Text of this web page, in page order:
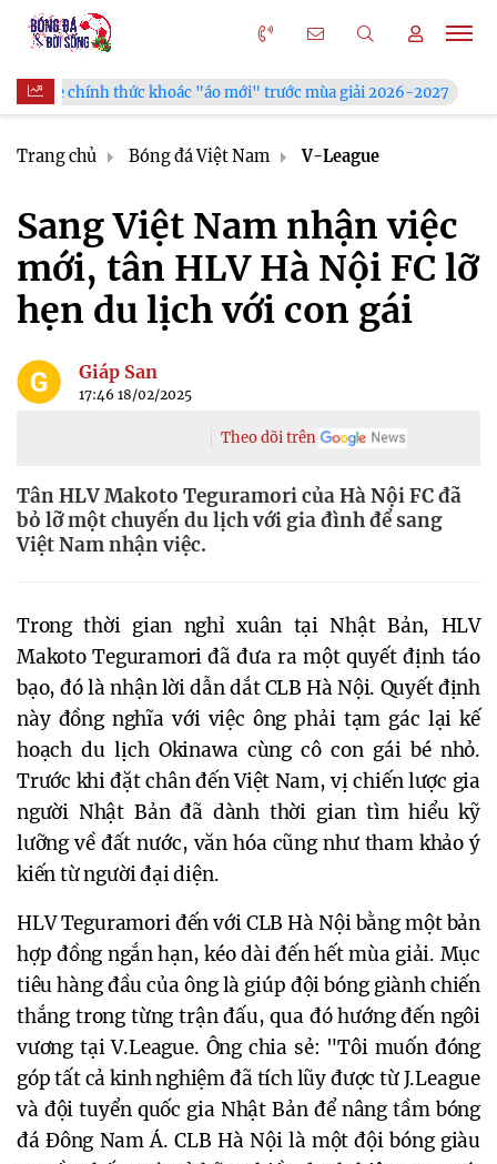
"áo mới" trước mùa giải 2026-2027 Xã Hùng Châu tưng
Trang chủ Bóng đá Việt Nam V-League
Sang Việt Nam nhận việc
mới, tân HLV Hà Nội FC lỡ
hẹn du lịch với con gái
Giáp San
17:46 18/02/2025
Theo dõi trên
Tân HLV Makoto Teguramori của Hà Nội FC đã
bỏ lỡ một chuyến du lịch với gia đình để sang
Việt Nam nhận việc.
Trong thời gian nghỉ xuân tại Nhật Bản, HLV
Makoto Teguramori đã đưa ra một quyết định táo
bạo, đó là nhận lời dẫn dắt CLB Hà Nội. Quyết định
này đồng nghĩa với việc ông phải tạm gác lại kế
hoạch du lịch Okinawa cùng cô con gái bé nhỏ.
Trước khi đặt chân đến Việt Nam, vị chiến lược gia
người Nhật Bản đã dành thời gian tìm hiểu kỹ
lưỡng về đất nước, văn hóa cũng như tham khảo ý
kiến từ người đại diện.
HLV Teguramori đến với CLB Hà Nội bằng một bản
hợp đồng ngắn hạn, kéo dài đến hết mùa giải. Mục
tiêu hàng đầu của ông là giúp đội bóng giành chiến
thắng trong từng trận đấu, qua đó hướng đến ngôi
vương tại V.League. Ông chia sẻ: "Tôi muốn đóng
góp tất cả kinh nghiệm đã tích lũy được từ J.League
và đội tuyển quốc gia Nhật Bản để nâng tầm bóng
đá Đông Nam Á. CLB Hà Nội là một đội bóng giàu